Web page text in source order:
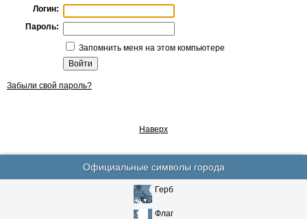
Логин:
Пароль:
Запомнить меня на этом компьютере
Забыли свой пароль?
Наверх
Официальные символы города
Герб
Флаг